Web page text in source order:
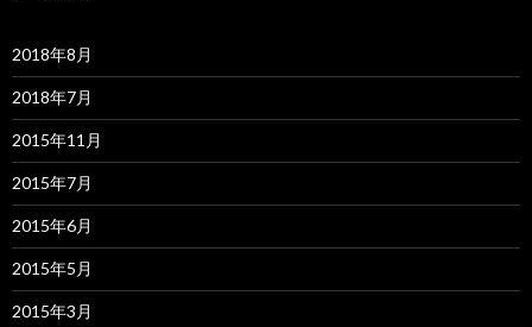
2018年8月
2018年7月
2015年11月
2015年7月
2015年6月
2015年5月
2015年3月